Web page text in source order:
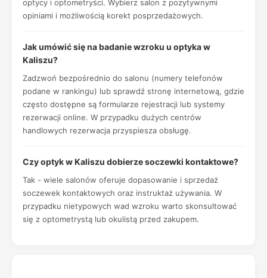
optycy i optometryści. Wybierz salon z pozytywnymi
opiniami i możliwością korekt posprzedażowych.
Jak umówić się na badanie wzroku u optyka w
Kaliszu?
Zadzwoń bezpośrednio do salonu (numery telefonów
podane w rankingu) lub sprawdź stronę internetową, gdzie
często dostępne są formularze rejestracji lub systemy
rezerwacji online. W przypadku dużych centrów
handlowych rezerwacja przyspiesza obsługę.
Czy optyk w Kaliszu dobierze soczewki kontaktowe?
Tak - wiele salonów oferuje dopasowanie i sprzedaż
soczewek kontaktowych oraz instruktaż używania. W
przypadku nietypowych wad wzroku warto skonsultować
się z optometrystą lub okulistą przed zakupem.